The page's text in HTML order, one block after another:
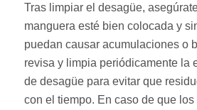
Tras limpiar el desagüe,
manguera esté bien colocada y
puedan causar acumulaciones o
revisa y limpia periódicamente la
de desagüe para evitar que
con el tiempo. En caso de que